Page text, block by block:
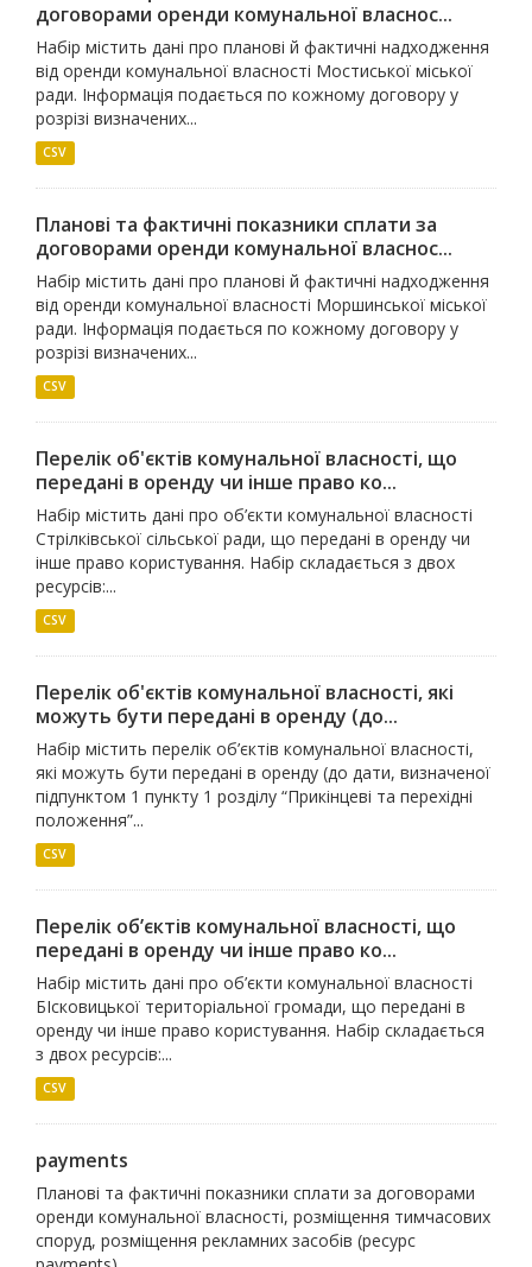
договорами оренди комунальної власнос...
Набір містить дані про планові й фактичні надходження
від оренди комунальної власності Мостиської міської
ради. Інформація подається по кожному договору у
розрізі визначених...
CSV
Планові та фактичні показники сплати за
договорами оренди комунальної власнос...
Набір містить дані про планові й фактичні надходження
від оренди комунальної власності Моршинської міської
ради. Інформація подається по кожному договору у
розрізі визначених...
CSV
Перелік об'єктів комунальної власності, що
передані в оренду чи інше право ко...
Набір містить дані про об’єкти комунальної власності
Стрілківської сільської ради, що передані в оренду чи
інше право користування. Набір складається з двох
ресурсів:...
CSV
Перелік об'єктів комунальної власності, які
можуть бути передані в оренду (до...
Набір містить перелік об’єктів комунальної власності,
які можуть бути передані в оренду (до дати, визначеної
підпунктом 1 пункту 1 розділу “Прикінцеві та перехідні
положення”...
CSV
Перелік об’єктів комунальної власності, що
передані в оренду чи інше право ко...
Набір містить дані про об’єкти комунальної власності
БІсковицької територіальної громади, що передані в
оренду чи інше право користування. Набір складається
з двох ресурсів:...
CSV
payments
Планові та фактичні показники сплати за договорами
оренди комунальної власності, розміщення тимчасових
споруд, розміщення рекламних засобів (ресурс